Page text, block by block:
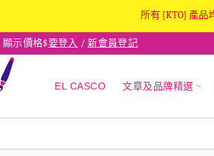
所有 [KTO] 產品
| 顯示價格$要登入 /新會員登記
EL CASCO 文章及品牌精選